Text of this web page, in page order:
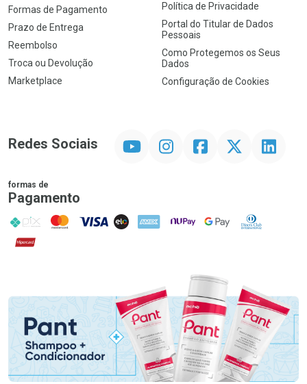
Formas de Pagamento
Prazo de Entrega
Reembolso
Troca ou Devolução
Marketplace
Política de Privacidade
Portal do Titular de Dados
Pessoais
Como Protegemos os Seus
Dados
Configuração de Cookies
Redes Sociais InstagramFacebookTwitter Linkedin
formas de
Pagamento
PIX MasterCard
VISA ELO AMEX NuPay Google PayDiners Club
Hipercard
Promoção em Destaque